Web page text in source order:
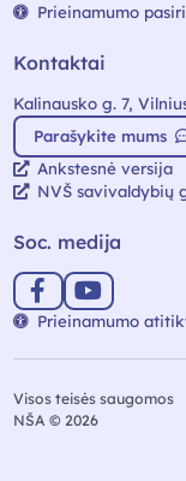
Prieinamumo
Kontaktai
Kalinausko g. 7,
Parašykite mums
Ankstesnė versija
NVŠ savivaldybių
Soc. medija
Prieinamumo
Visos teisės saugomos
NŠA © 2026